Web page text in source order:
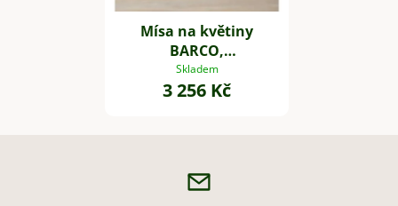
Mísa na květiny
BARCO,
vláknocement, délka
55 cm, šedá
Skladem
3 256 Kč